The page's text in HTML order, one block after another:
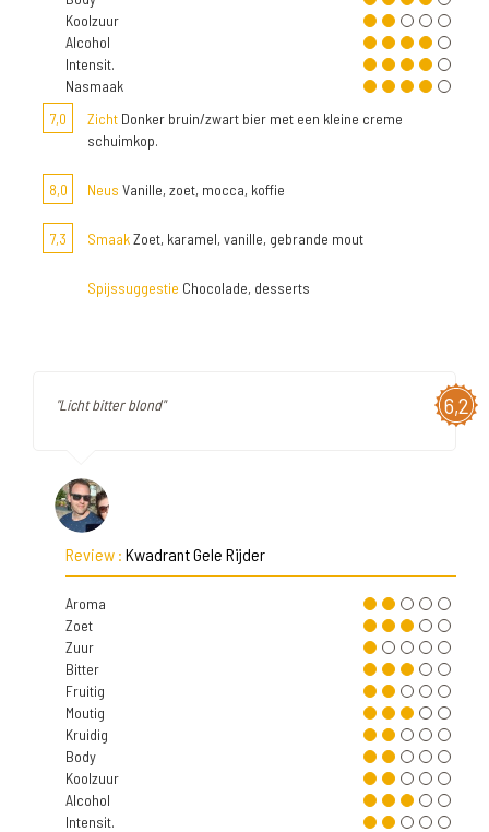
Koolzuur
Alcohol
Intensit.
Nasmaak
7,0
Zicht Donker bruin/zwart bier met een kleine creme
schuimkop.
8,0 Neus Vanille, zoet, mocca, koffie
7,3 SmaakZoet, karamel, vanille, gebrande mout
Spijssuggestie Chocolade, desserts
6,2
"Licht bitter blond"
Review : Kwadrant Gele Rijder
Aroma
Zoet
Zuur
Bitter
Fruitig
Moutig
Kruidig
Body
Koolzuur
Alcohol
Intensit.